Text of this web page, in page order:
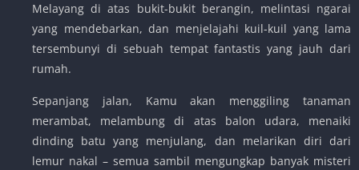
Melayang di atas bukit-bukit berangin, melintasi ngarai
yang mendebarkan, dan menjelajahi kuil-kuil yang lama
tersembunyi di sebuah tempat fantastis yang jauh dari
rumah.
Sepanjang jalan, Kamu akan menggiling tanaman
merambat, melambung di atas balon udara, menaiki
dinding batu yang menjulang, dan melarikan diri dari
lemur nakal – semua sambil mengungkap banyak misteri